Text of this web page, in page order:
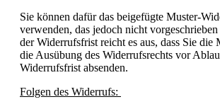
Sie können dafür das beigefügte Muster-
verwenden, das jedoch nicht
der Widerrufsfrist reicht es aus, dass Sie die
die Ausübung des Widerrufsrechts vor
Widerrufsfrist absenden.
Folgen des Widerrufs: